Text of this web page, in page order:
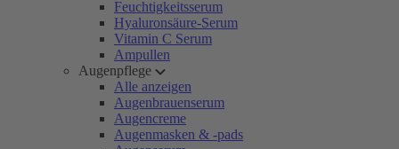
Feuchtigkeitsserum
Hyaluronsäure-Serum
Vitamin C Serum
Ampullen
Augenpflege
Alle anzeigen
Augenbrauenserum
Augencreme
Augenmasken & -pads